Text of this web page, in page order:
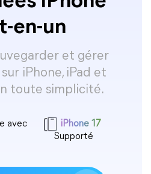
en-un
et gérer
iPhone, iPad et
toute simplicité.
avec
iPhone 17
Supporté